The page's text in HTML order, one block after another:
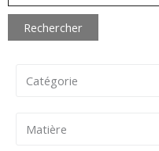
Rechercher
Catégorie
Matière